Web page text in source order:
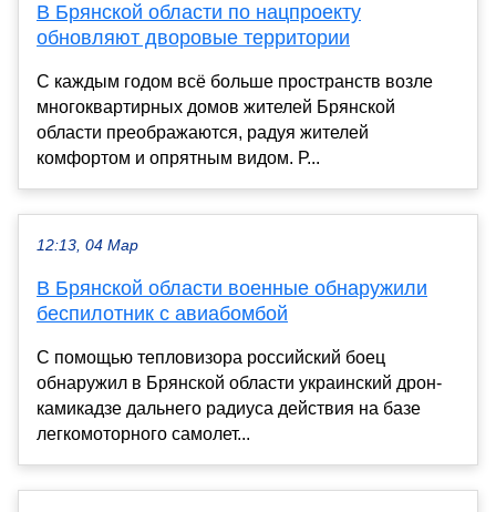
В Брянской области по нацпроекту
обновляют дворовые территории
С каждым годом всё больше пространств возле
многоквартирных домов жителей Брянской
области преображаются, радуя жителей
комфортом и опрятным видом. Р...
12:13, 04 Мар
В Брянской области военные обнаружили
беспилотник с авиабомбой
С помощью тепловизора российский боец
обнаружил в Брянской области украинский дрон-
камикадзе дальнего радиуса действия на базе
легкомоторного самолет...